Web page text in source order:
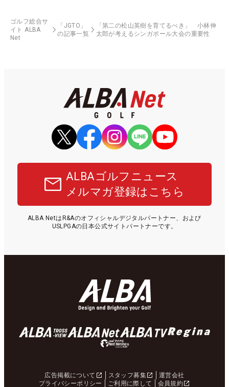
ゴルフ総合サ
イト ALBA
Net
「JGTO」
の記事一覧
「第二の松山英樹を育てるべき」 小林伸
太郎が考えるシンガポール大会の重要性
ALBAゴルフニュース
メルマガ登録はこちら
ALBA NetはR&Aのオフィシャルデジタルパートナー、および
USLPGAの日本公式サイトパートナーです。
広告掲載について スタッフ募集
運営会社
プライバシーポリシー
ご利用に際して 会員規約